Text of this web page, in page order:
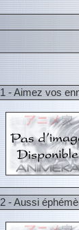
1 - Aimez vos
2 - Aussi